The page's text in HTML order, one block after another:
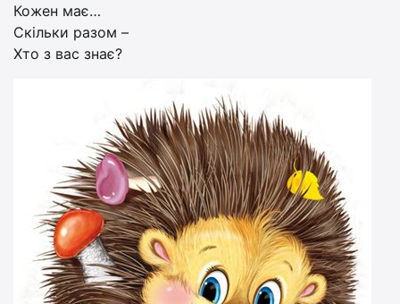
Кожен має…
Скільки разом –
Хто з вас знає?